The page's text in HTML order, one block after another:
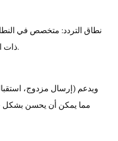
لتطبيقات معايير الاتصالات 3G و 4G ذات الصلة.